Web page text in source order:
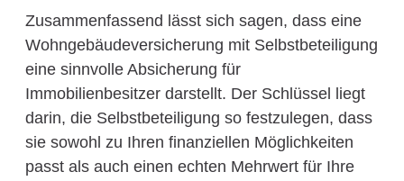
Zusammenfassend lässt sich sagen, dass eine
Wohngebäudeversicherung mit Selbstbeteiligung
eine sinnvolle Absicherung für
Immobilienbesitzer darstellt. Der Schlüssel liegt
darin, die Selbstbeteiligung so festzulegen, dass
sie sowohl zu Ihren finanziellen Möglichkeiten
passt als auch einen echten Mehrwert für Ihre